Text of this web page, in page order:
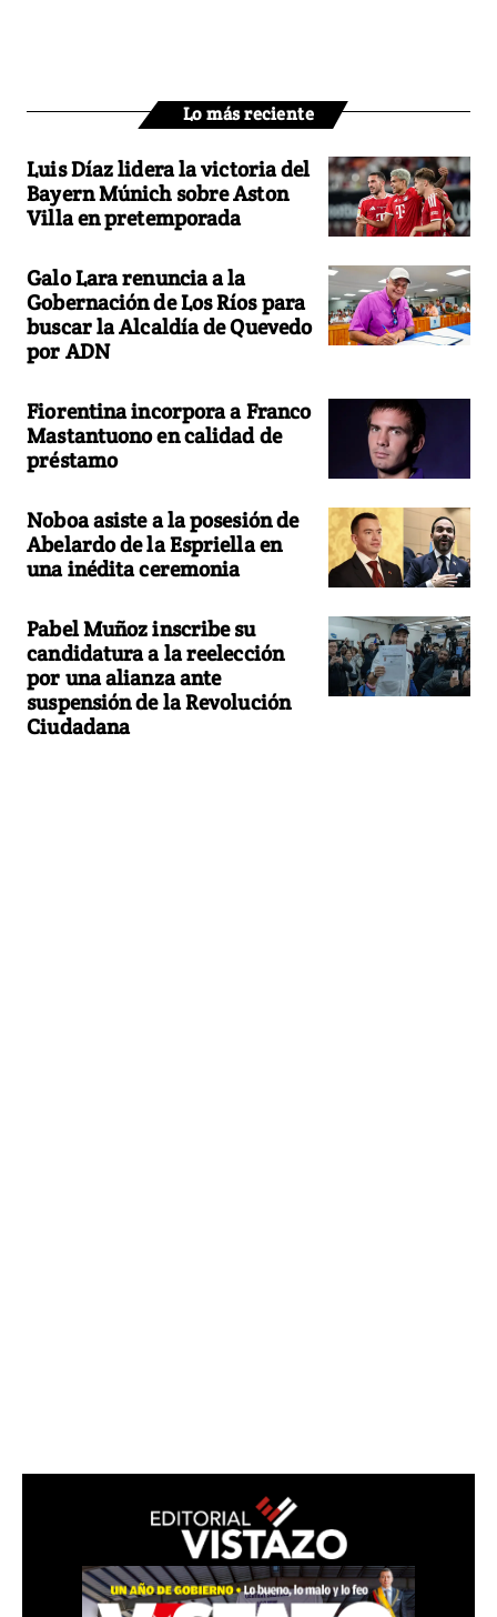
Lo más reciente
Luis Díaz lidera la victoria del
Bayern Múnich sobre Aston
Villa en pretemporada
Galo Lara renuncia a la
Gobernación de Los Ríos para
buscar la Alcaldía de Quevedo
por ADN
Fiorentina incorpora a Franco
Mastantuono en calidad de
préstamo
Noboa asiste a la posesión de
Abelardo de la Espriella en
una inédita ceremonia
Pabel Muñoz inscribe su
candidatura a la reelección
por una alianza ante
suspensión de la Revolución
Ciudadana